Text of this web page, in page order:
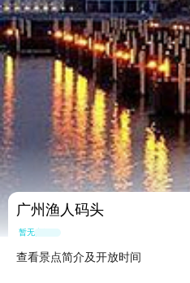
广州渔人码头
暂无点评
查看景点简介及开放时间